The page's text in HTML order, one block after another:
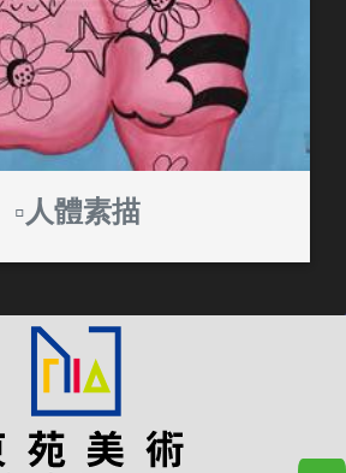
▫️人體素描